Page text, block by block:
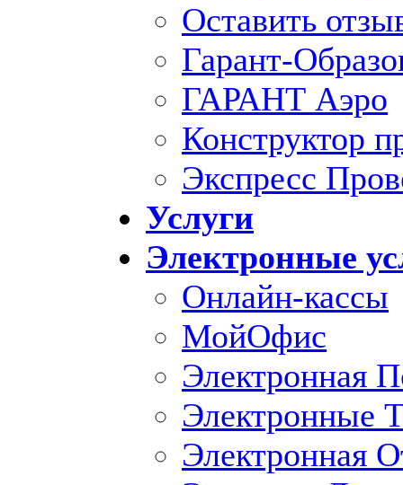
Оставить
Гарант-
ГАРАНТ Аэро
Конструктор
Экспресс
Услуги
Электронные
Онлайн-кассы
МойОфис
Электронная
Электронные
Электронная